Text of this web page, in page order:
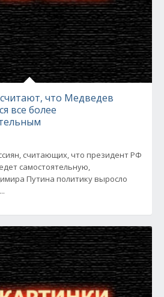
считают, что Медведев
все более
считающих, что президент РФ
самостоятельную,
Путина политику выросло